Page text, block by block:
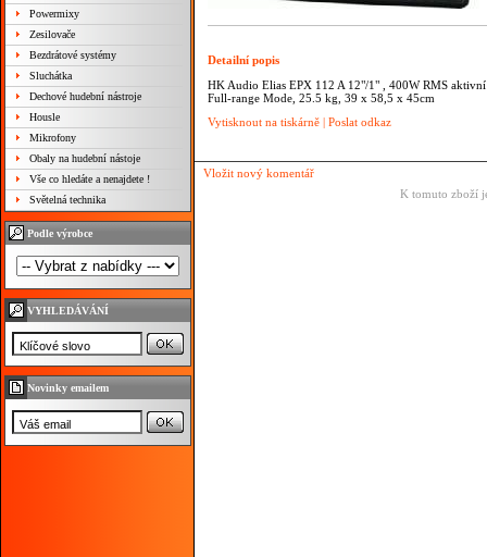
Powermixy
Zesilovače
Bezdrátové systémy
Sluchátka
Dechové hudební nástroje
Housle
Mikrofony
Obaly na hudební nástoje
Vše co hledáte a nenajdete !
Světelná technika
Podle výrobce
VYHLEDÁVÁNÍ
Novinky emailem
Detailní popis
HK Audio Elias EPX 112 A 12"/1" , 400W RMS
Full-range Mode, 25.5 kg, 39 x 58,5 x 45cm
Vytisknout na tiskárně | Poslat odkaz
Vložit nový komentář
K tomuto zboží